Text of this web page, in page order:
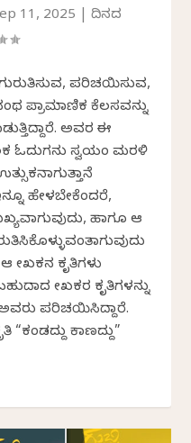
11, 2025 |ದಿನದ
ಗುರುತಿಸುವ, ಪರಿಚಯಿಸುವ,
ಪ್ರಾಮಾಣಿಕ ಕೆಲಸವನ್ನು
ಅವರ ಈ
ಓದುಗನು ಸ್ವಯಂ ಮರಳಿ
ಹೇಳಬೇಕೆಂದರೆ,
ಹಾಗೂ ಆ
ಲೇಖಕನ ಕೃತಿಗಳು
ಲೇಖಕರ ಕೃತಿಗಳನ್ನು
ಪರಿಚಯಿಸಿದ್ದಾರೆ.
ಕಾಣದ್ದು”